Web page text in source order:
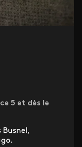
5 et dès le
Busnel,